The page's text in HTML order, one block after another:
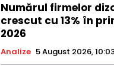
Numărul firmelor
crescut cu 13% în
2026
Analize 5 August 2026,